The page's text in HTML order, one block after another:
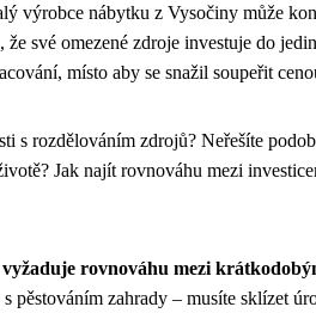
výrobce nábytku z Vysočiny může
své omezené zdroje investuje do
místo aby se snažil soupeřit
s rozdělováním zdrojů? Neřešíte
Jak najít rovnováhu mezi
rovnováhu mezi
pěstováním zahrady – musíte sklízet